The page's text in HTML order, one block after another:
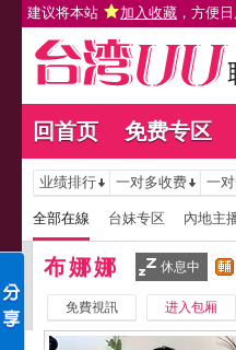
建议将本站 加入收藏 ，方便
回首页 免费专区
业绩排行 一对多收费 一
全部在線 台妹专区 內地主
布娜娜 休息中
免費視訊 进入包厢